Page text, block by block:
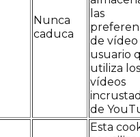
Nunca
caduca
las
de
usuario
utiliza los
vídeos
de
Esta